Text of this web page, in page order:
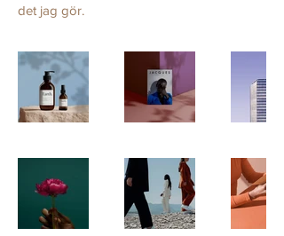
det jag gör.